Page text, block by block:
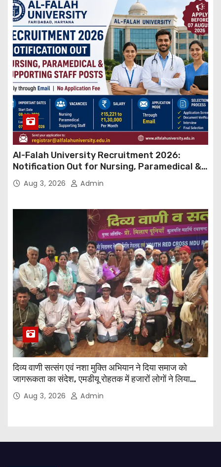
Al-Falah University Recruitment 2026:
Notification Out for Nursing, Paramedical &
Supporting Staff Posts, Apply Through Email
Aug 3, 2026 Admin
दिव्य वाणी सत्संग एवं नशा मुक्ति अभियान ने दिया समाज को
जागरूकता का संदेश, एमडीयू रोहतक में हजारों लोगों ने लिया
संकल्पAug 3, 2026 Admin